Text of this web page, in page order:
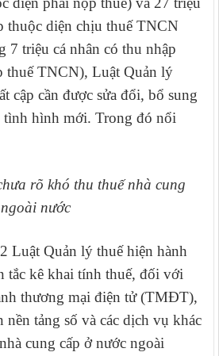
thuộc diện chịu thuế TNCN
7 triệu cá nhân có thu nhập
thuế TNCN), Luật Quản lý
cập cần được sửa đổi, bổ sung
tình hình mới. Trong đó nổi
rõ khó thu thuế nhà cung
nước
Luật Quản lý thuế hiện hành
tắc kê khai tính thuế, đối với
thương mại điện tử (TMĐT),
nền tảng số và các dịch vụ khác
cung cấp ở nước ngoài